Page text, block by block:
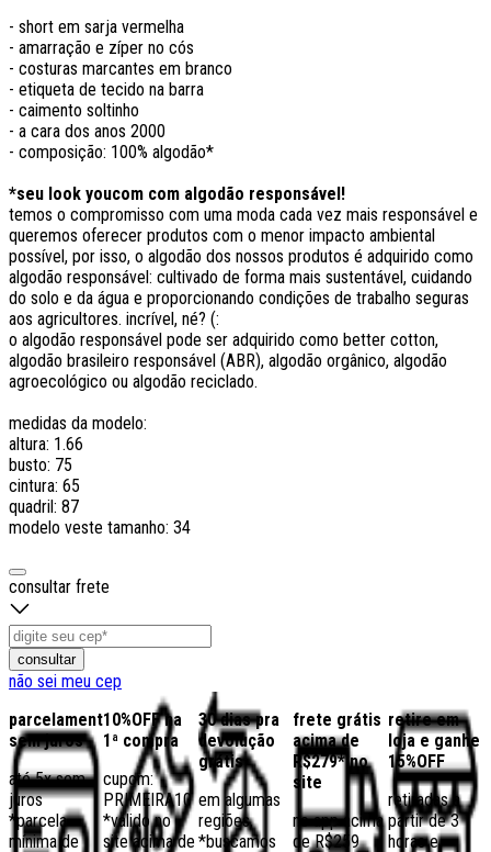
- short em sarja vermelha
- amarração e zíper no cós
- costuras marcantes em branco
- etiqueta de tecido na barra
- caimento soltinho
- a cara dos anos 2000
- composição: 100% algodão*
*seu look youcom com algodão responsável!
temos o compromisso com uma moda cada vez mais responsável e
queremos oferecer produtos com o menor impacto ambiental
possível, por isso, o algodão dos nossos produtos é adquirido como
algodão responsável: cultivado de forma mais sustentável, cuidando
do solo e da água e proporcionando condições de trabalho seguras
aos agricultores. incrível, né? (:
o algodão responsável pode ser adquirido como better cotton,
algodão brasileiro responsável (ABR), algodão orgânico, algodão
agroecológico ou algodão reciclado.
medidas da modelo:
altura: 1.66
busto: 75
cintura: 65
quadril: 87
modelo veste tamanho: 34
consultar frete
consultar
não sei meu cep
parcelamento
sem juros
até 5x sem
juros
*parcela
mínima de
10%OFF na
1ª compra
cupom:
PRIMEIRA10
*válido no
site acima de
30 dias pra
devolução
grátis
em algumas
regiões,
*buscamos
frete grátis
acima de
R$279* no
site
no app acima
de R$259
retire em
loja e ganhe
15%OFF
retiradas a
partir de 3
horas e